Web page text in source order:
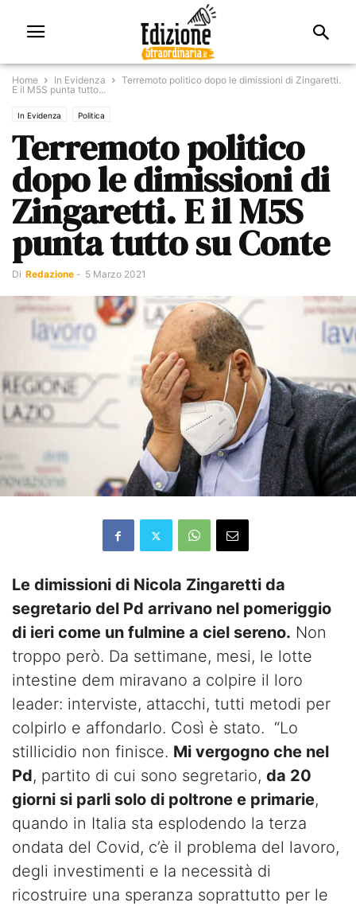
Home In Evidenza
Terremoto politico dopo le dimissioni di Zingaretti.
E il M5S punta tutto...
In Evidenza Politica
Terremoto politico
dopo le dimissioni di
Zingaretti. E il M5S
punta tutto su Conte
Di Redazione - 5 Marzo 2021
Le dimissioni di Nicola Zingaretti da
segretario del Pd arrivano nel pomeriggio
di ieri come un fulmine a ciel sereno. Non
troppo però. Da settimane, mesi, le lotte
intestine dem miravano a colpire il loro
leader: interviste, attacchi, tutti metodi per
colpirlo e affondarlo. Così è stato. “Lo
stillicidio non finisce. Mi vergogno che nel
Pd, partito di cui sono segretario, da 20
giorni si parli solo di poltrone e primarie,
quando in Italia sta esplodendo la terza
ondata del Covid, c’è il problema del lavoro,
degli investimenti e la necessità di
ricostruire una speranza soprattutto per le